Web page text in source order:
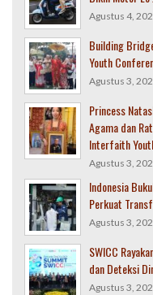
Agustus 4,
Building
Youth
Agustus 3,
Princess
Agama dan
Interfaith
Agustus 3,
Indonesia
Perkuat
Agustus 3,
SWICC
dan Deteksi
Agustus 3,